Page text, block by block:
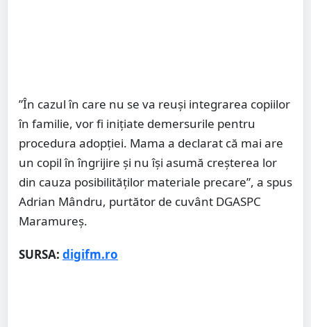
”În cazul în care nu se va reuși integrarea copiilor
în familie, vor fi inițiate demersurile pentru
procedura adopției. Mama a declarat că mai are
un copil în îngrijire și nu își asumă creșterea lor
din cauza posibilităților materiale precare”, a spus
Adrian Mândru, purtător de cuvânt DGASPC
Maramureș.
SURSA: digifm.ro